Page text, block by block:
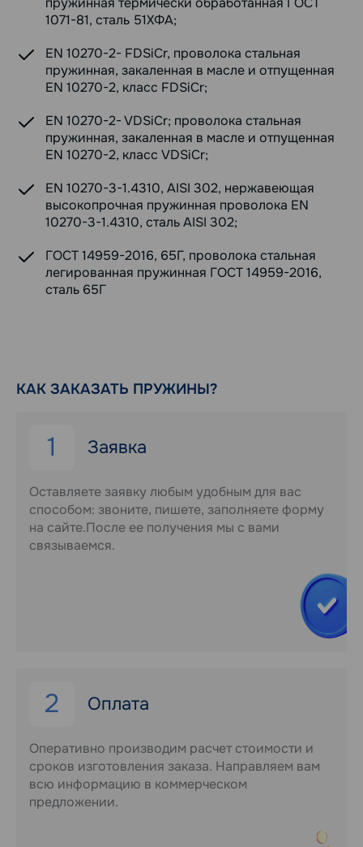
1071-81, сталь 51ХФА;
EN 10270-2- FDSiCr, проволока стальная
пружинная, закаленная в масле и отпущенная
EN 10270-2, класс FDSiCr;
EN 10270-2- VDSiCr; проволока стальная
пружинная, закаленная в масле и отпущенная
EN 10270-2, класс VDSiCr;
EN 10270-3-1.4310, AISI 302, нержавеющая
высокопрочная пружинная проволока EN
10270-3-1.4310, сталь AISI 302;
ГОСТ 14959-2016, 65Г, проволока стальная
легированная пружинная ГОСТ 14959-2016,
сталь 65Г
КАК ЗАКАЗАТЬ ПРУЖИНЫ?
1 Заявка
Оставляете заявку любым удобным для вас
способом: звоните, пишете, заполняете форму
на сайте.После ее получения мы с вами
связываемся.
2 Оплата
Оперативно производим расчет стоимости и
сроков изготовления заказа. Направляем вам
всю информацию в коммерческом
предложении.